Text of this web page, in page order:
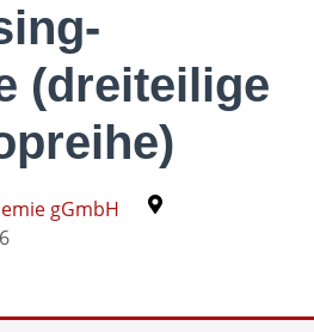
(dreiteilige
gGmbH